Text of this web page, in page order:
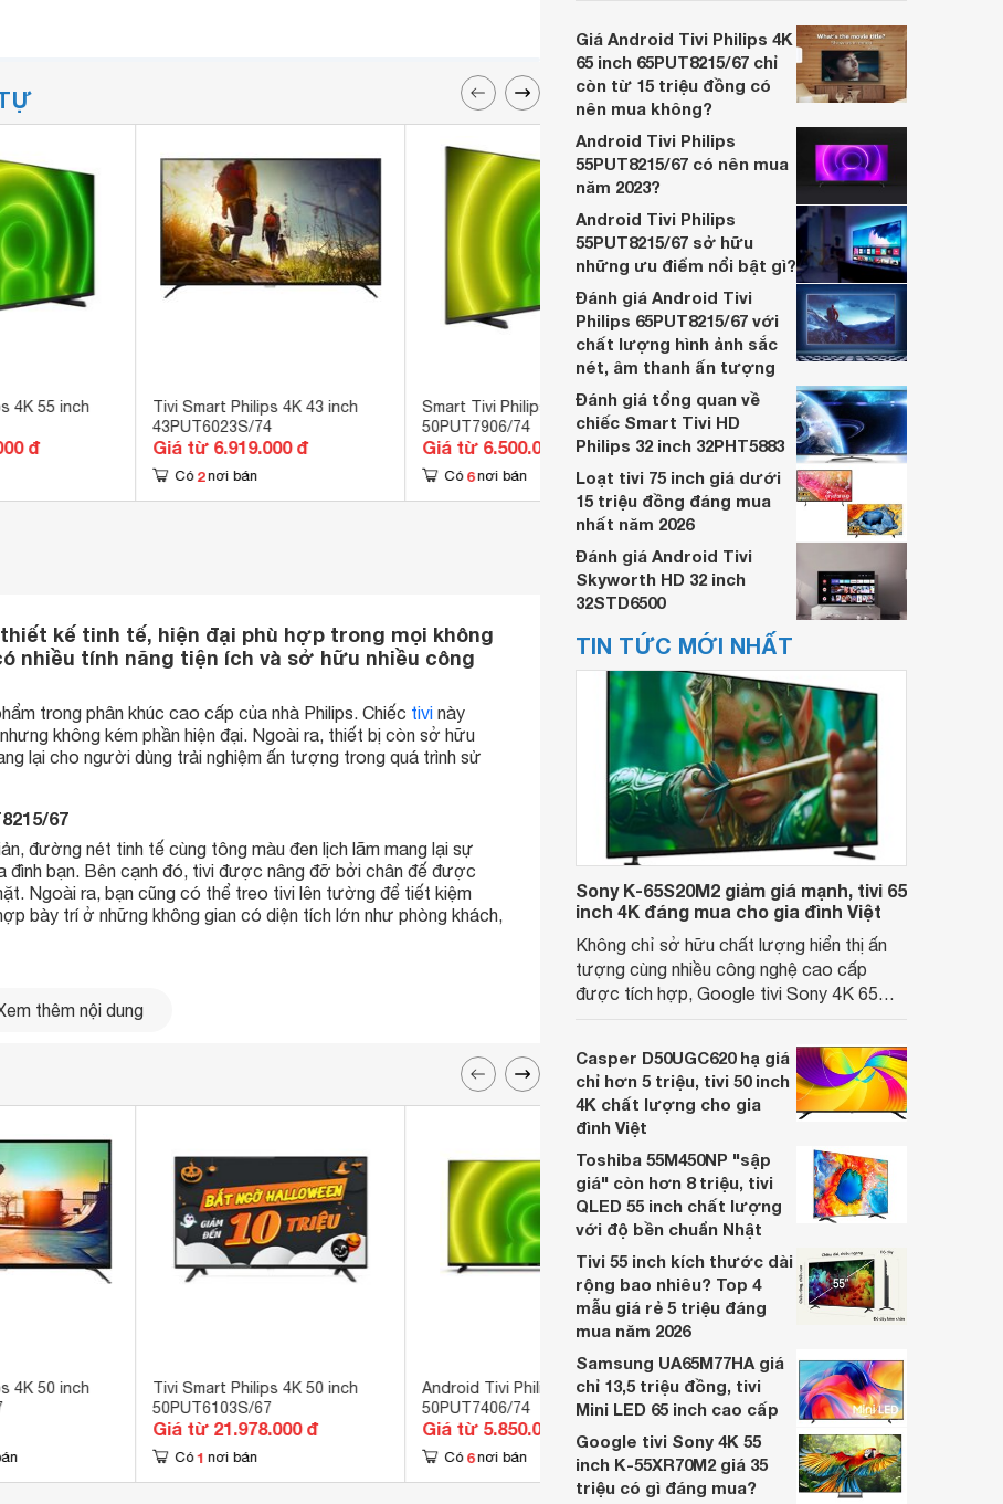
4K 55 inch
đ
Tivi Smart Philips 4K 43 inch
43PUT6023S/74
Giá từ 6.919.000 đ
Có 2 nơi bán
Smart Tivi Philips 4K 50 inch
50PUT7906/74
Giá từ 6.500.000 đ
Có 6 nơi bán
Tivi Smart Philips Full HD 43
inch 43PFT5853S
Giá từ 7.645.000 đ
Có 3 nơi bán
kế tinh tế, hiện đại phù hợp trong mọi không
nhiều tính năng tiện ích và sở hữu nhiều công
trong phân khúc cao cấp của nhà Philips. Chiếc tivi này
không kém phần hiện đại. Ngoài ra, thiết bị còn sở hữu
lại cho người dùng trải nghiệm ấn tượng trong quá trình sử
67
đường nét tinh tế cùng tông màu đen lịch lãm mang lại sự
đình bạn. Bên cạnh đó, tivi được nâng đỡ bởi chân đế được
Ngoài ra, bạn cũng có thể treo tivi lên tường để tiết kiệm
bày trí ở những không gian có diện tích lớn như phòng khách,
thêm nội dung
4K 50 inch
Tivi Smart Philips 4K 50 inch
50PUT6103S/67
Giá từ 21.978.000 đ
Có 1 nơi bán
Android Tivi Philips 4K 50 inch
50PUT7406/74
Giá từ 5.850.000 đ
Có 6 nơi bán
Tivi Smart Philips 4K 55 inch
55PUT6002S/67
Chưa có nơi bán
công nghệ hình ảnh, âm thanh hiện đại.
Giá Android Tivi Philips 4K
65 inch 65PUT8215/67 chỉ
còn từ 15 triệu đồng có
nên mua không?
Android Tivi Philips
55PUT8215/67 có nên mua
năm 2023?
Android Tivi Philips
55PUT8215/67 sở hữu
những ưu điểm nổi bật gì?
Đánh giá Android Tivi
Philips 65PUT8215/67 với
chất lượng hình ảnh sắc
nét, âm thanh ấn tượng
Đánh giá tổng quan về
chiếc Smart Tivi HD
Philips 32 inch 32PHT5883
Loạt tivi 75 inch giá dưới
15 triệu đồng đáng mua
nhất năm 2026
Đánh giá Android Tivi
Skyworth HD 32 inch
32STD6500
TIN TỨC MỚI NHẤT
Sony K-65S20M2 giảm giá mạnh, tivi 65
inch 4K đáng mua cho gia đình Việt
Không chỉ sở hữu chất lượng hiển thị ấn
tượng cùng nhiều công nghệ cao cấp
được tích hợp, Google tivi Sony 4K 65
nhiều cửa hàng điện máy giảm giá sâu.
Casper D50UGC620 hạ giá
chỉ hơn 5 triệu, tivi 50 inch
4K chất lượng cho gia
đình Việt
Toshiba 55M450NP "sập
giá" còn hơn 8 triệu, tivi
QLED 55 inch chất lượng
với độ bền chuẩn Nhật
Tivi 55 inch kích thước dài
rộng bao nhiêu? Top 4
mẫu giá rẻ 5 triệu đáng
mua năm 2026
Samsung UA65M77HA giá
chỉ 13,5 triệu đồng, tivi
Mini LED 65 inch cao cấp
Google tivi Sony 4K 55
inch K-55XR70M2 giá 35
triệu có gì đáng mua?